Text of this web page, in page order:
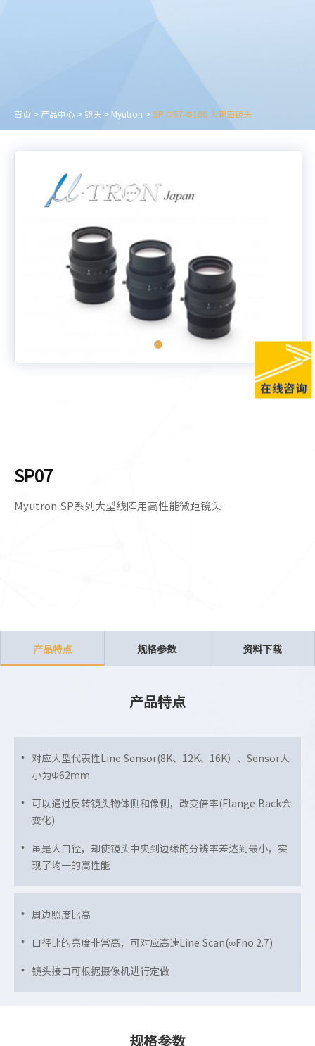
首页 > 产品中心 > 镜头 > Myutron > SP Φ67-Φ100 大靶面镜头
SP07
Myutron SP系列大型线阵用高性能微距镜头
产品特点 规格参数 资料下载
产品特点
对应大型代表性Line Sensor(8K、12K、16K）、Sensor大
小为Φ62ｍｍ
可以通过反转镜头物体侧和像侧，改变倍率(Flange Back会
变化)
虽是大口径，却使镜头中央到边缘的分辨率差达到最小，实
现了均一的高性能
周边照度比高
口径比的亮度非常高，可对应高速Line Scan(∞Fno.2.7)
镜头接口可根据摄像机进行定做
规格参数